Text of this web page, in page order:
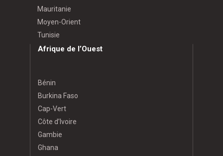
Mauritanie
Moyen-Orient
Tunisie
Afrique de l’Ouest
Bénin
Burkina Faso
Cap-Vert
Côte d’Ivoire
Gambie
Ghana